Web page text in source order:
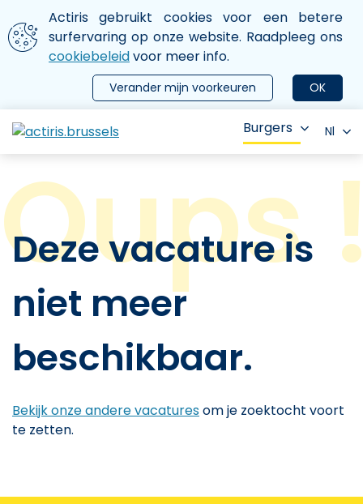
Aller au contenu principal
We gebruiken cookies
Actiris gebruikt cookies voor een betere
surfervaring op onze website. Raadpleeg ons
cookiebeleidvoor meer info.
OK
Verander mijn voorkeuren
le menu
Burgers Nl
Deze vacature is
niet meer
beschikbaar.
Bekijk onze andere vacaturesom je zoektocht voort
te zetten.